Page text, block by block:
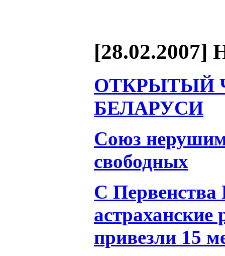
[28.02.2007]
ОТКРЫТЫЙ
БЕЛАРУСИ
Союз
свободных
С
привезли 15